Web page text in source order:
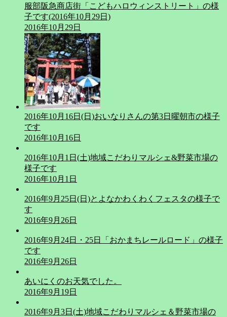
服部阪急商店街「こどもハロウィンストリート」の様
子です(2016年10月29日)
2016年10月29日
2016年10月16日(日)おいなりさんの第3日曜朝市の様子
です
2016年10月16日
2016年10月1日(土)地域こだわりマルシェ&野菜市場の
様子です
2016年10月1日
2016年9月25日(日)とよなかわくわくフェスタの様子で
す
2016年9月26日
2016年9月24日・25日「おかまちレールロード」の様子
です
2016年9月26日
あいにくのお天気でした。
2016年9月19日
2016年9月3日(土)地域こだわりマルシェ＆野菜市場の